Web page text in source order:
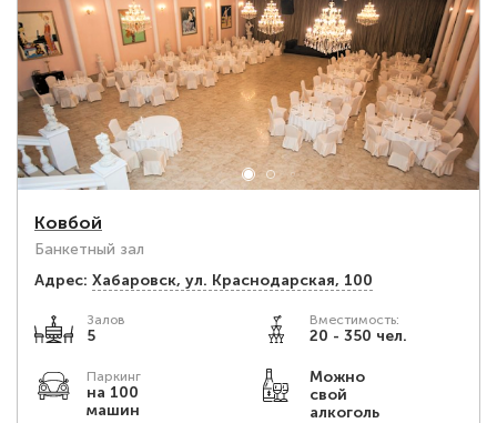
Ковбой
Банкетный зал
Адрес: Хабаровск, ул. Краснодарская, 100
Залов
5
Вместимость:
20 - 350 чел.
Паркинг
на 100
машин
Можно
свой
алкоголь